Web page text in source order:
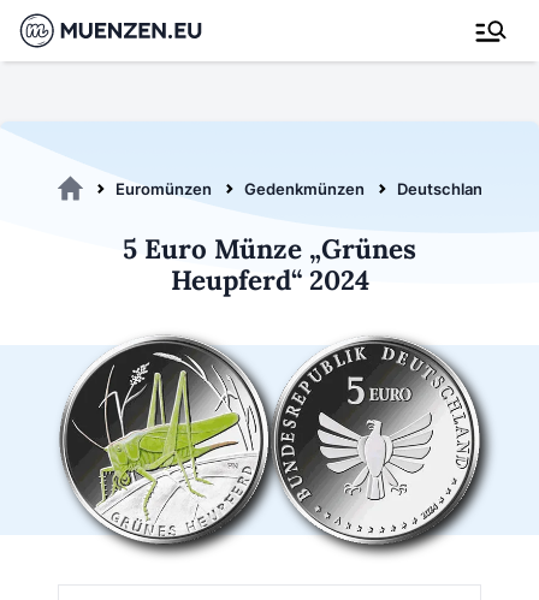
Euromünzen Gedenkmünzen Deutschland 2024
5 Euro Münze „Grünes
Heupferd“ 2024